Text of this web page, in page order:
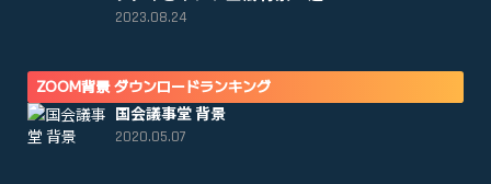
2023.08.24
ZOOM背景 ダウンロードランキング
国会議事堂 背景
2020.05.07